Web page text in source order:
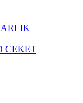
CEKET